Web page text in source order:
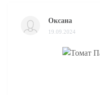
Оксана
19.09.2024